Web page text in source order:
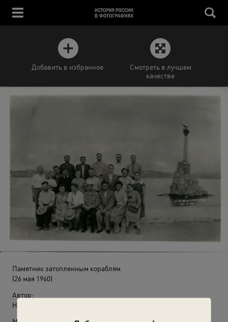
Добавить в избранное
Смотреть в лучшем
качестве
Памятник затопленным кораблям
(26 мая 1960)
Автор:
Неизвестный автор